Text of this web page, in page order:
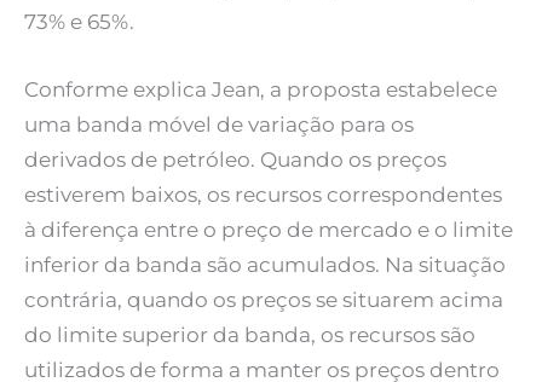
73% e 65%.
Conforme explica Jean, a proposta estabelece
uma banda móvel de variação para os
derivados de petróleo. Quando os preços
estiverem baixos, os recursos correspondentes
à diferença entre o preço de mercado e o limite
inferior da banda são acumulados. Na situação
contrária, quando os preços se situarem acima
do limite superior da banda, os recursos são
utilizados de forma a manter os preços dentro